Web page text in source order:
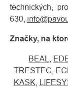
technických,
630,
Značky, na
BEAL
TRESTEC
KASK